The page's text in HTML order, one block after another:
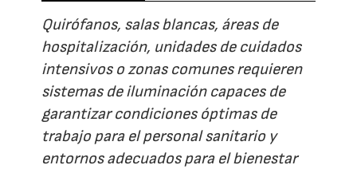
Quirófanos, salas blancas, áreas de
hospitalización, unidades de cuidados
intensivos o zonas comunes requieren
sistemas de iluminación capaces de
garantizar condiciones óptimas de
trabajo para el personal sanitario y
entornos adecuados para el bienestar